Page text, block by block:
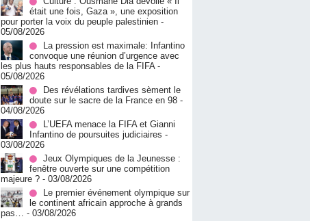
était une fois, Gaza », une exposition
pour porter la voix du peuple palestinien -
05/08/2026
La pression est maximale: Infantino
convoque une réunion d’urgence avec
les plus hauts responsables de la FIFA -
05/08/2026
Des révélations tardives sèment le
doute sur le sacre de la France en 98 -
04/08/2026
L’UEFA menace la FIFA et Gianni
Infantino de poursuites judiciaires -
03/08/2026
Jeux Olympiques de la Jeunesse :
fenêtre ouverte sur une compétition
majeure ? - 03/08/2026
Le premier événement olympique sur
le continent africain approche à grands
pas… - 03/08/2026